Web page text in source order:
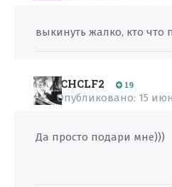
выкинуть жалко, кто что
CHCLF2 19
Опубликовано: 15
Да просто подари мне)))